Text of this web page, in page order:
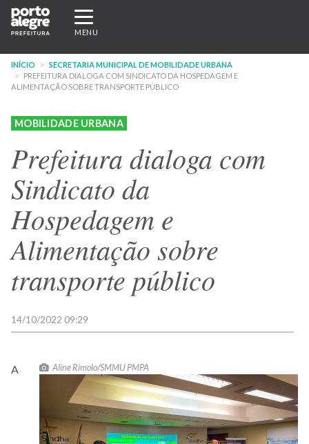
Pular
para
conteúdo
principal
Expandir/recolher
navegação
MENU
INÍCIO
SECRETARIA MUNICIPAL DE MOBILIDADE URBANA
PREFEITURA DIALOGA COM SINDICATO DA HOSPEDAGEM E
ALIMENTAÇÃO SOBRE TRANSPORTE PÚBLICO
MOBILIDADE URBANA
Prefeitura dialoga com
Sindicato da
Hospedagem e
Alimentação sobre
transporte público
14/10/2022 09:29
Aline Rimolo/SMMU PMPA
A